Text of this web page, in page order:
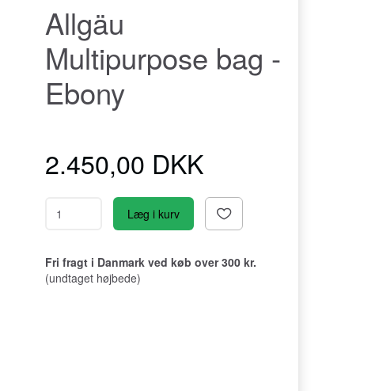
Allgäu
Multipurpose bag -
Ebony
2.450,00 DKK
Læg i kurv
Fri fragt i Danmark ved køb over 300 kr.
(undtaget højbede)